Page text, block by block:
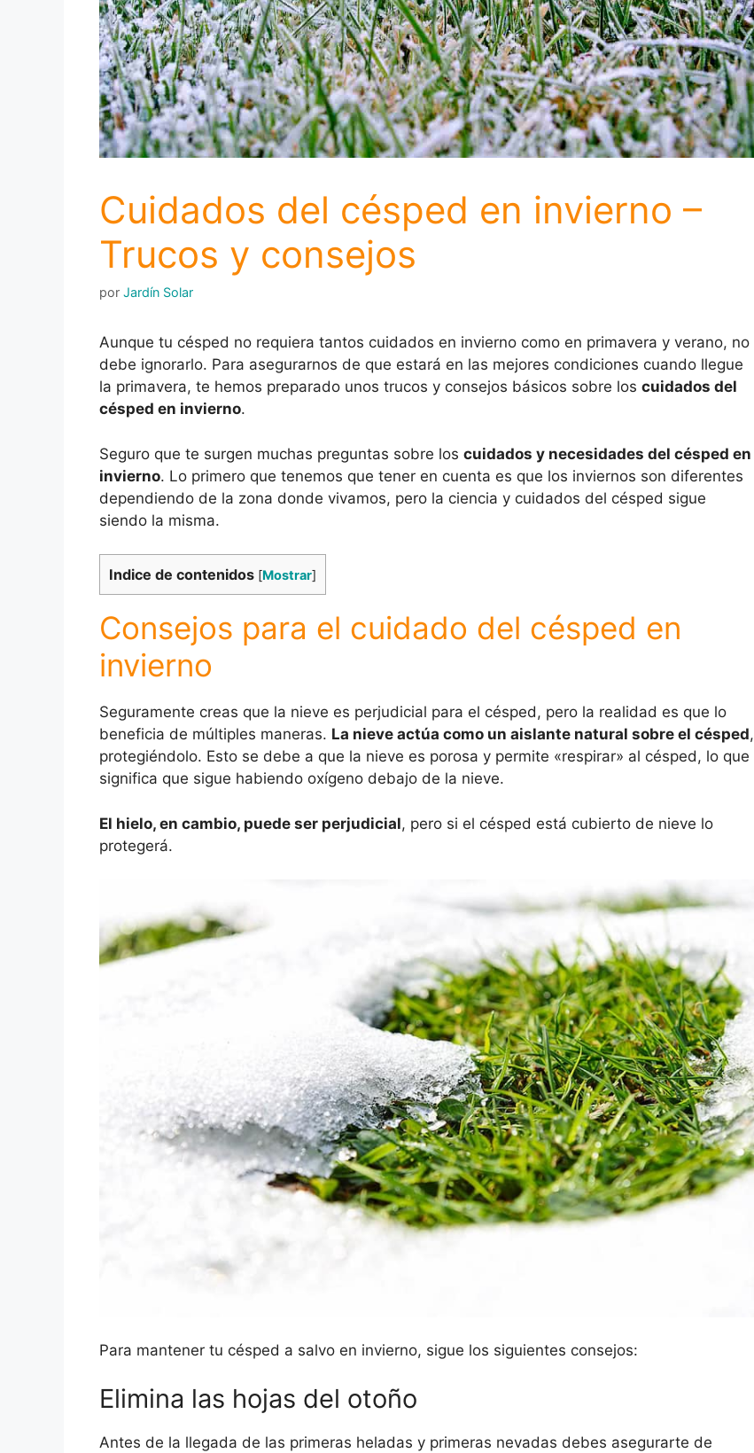
Cuidados del césped en invierno –
Trucos y consejos
por Jardín Solar
Aunque tu césped no requiera tantos cuidados en invierno como en primavera y verano, no
debe ignorarlo. Para asegurarnos de que estará en las mejores condiciones cuando llegue
la primavera, te hemos preparado unos trucos y consejos básicos sobre los cuidados del
césped en invierno.
Seguro que te surgen muchas preguntas sobre los cuidados y necesidades del césped en
invierno. Lo primero que tenemos que tener en cuenta es que los inviernos son diferentes
dependiendo de la zona donde vivamos, pero la ciencia y cuidados del césped sigue
siendo la misma.
Indice de contenidos [Mostrar]
Consejos para el cuidado del césped en
invierno
Seguramente creas que la nieve es perjudicial para el césped, pero la realidad es que lo
beneficia de múltiples maneras. La nieve actúa como un aislante natural sobre el césped,
protegiéndolo. Esto se debe a que la nieve es porosa y permite «respirar» al césped, lo que
significa que sigue habiendo oxígeno debajo de la nieve.
El hielo, en cambio, puede ser perjudicial, pero si el césped está cubierto de nieve lo
protegerá.
Para mantener tu césped a salvo en invierno, sigue los siguientes consejos:
Elimina las hojas del otoño
Antes de la llegada de las primeras heladas y primeras nevadas debes asegurarte de